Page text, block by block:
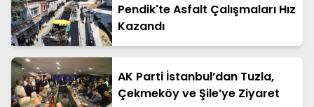
Pendik'te Asfalt Çalışmaları Hız
Kazandı
AK Parti İstanbul’dan Tuzla,
Çekmeköy ve Şile’ye Ziyaret